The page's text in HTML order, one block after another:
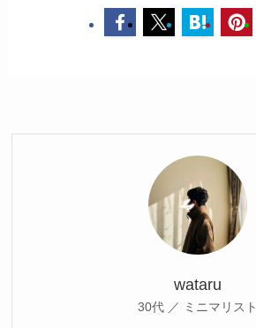
wataru
30代 ／ ミニマリスト